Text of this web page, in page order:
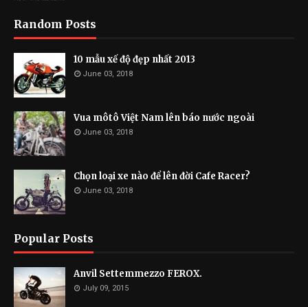
Random Posts
10 mẫu xế độ đẹp nhất 2013
June 03, 2018
Vua môtô Việt Nam lên báo nước ngoài
June 03, 2018
Chọn loại xe nào để lên đời Cafe Racer?
June 03, 2018
Popular Posts
Anvil Settemmezzo FEROX.
July 09, 2015